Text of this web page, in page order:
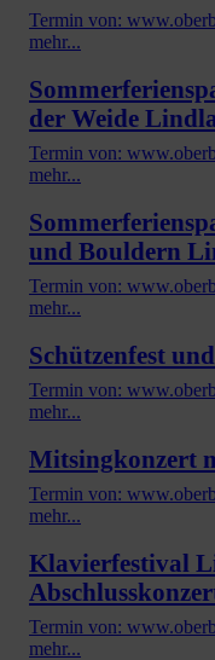
Termin von:
mehr...
der Weide
Termin von:
mehr...
und Bouldern
Termin von:
mehr...
Schützenfest
Termin von:
mehr...
Mitsingkonzert
Termin von:
mehr...
Klavierfestival
Termin von:
mehr...